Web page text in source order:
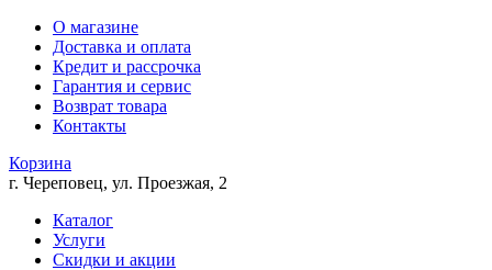
О магазине
Доставка и оплата
Кредит и рассрочка
Гарантия и сервис
Возврат товара
Контакты
Корзина
г. Череповец, ул. Проезжая, 2
Каталог
Услуги
Скидки и акции